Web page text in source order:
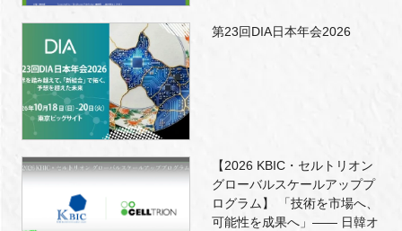
第23回DIA日本年会2026
【2026 KBIC・セルトリオン
グローバルスケールアッププ
ログラム】 「技術を市場へ、
可能性を成果へ」―― 日韓オ